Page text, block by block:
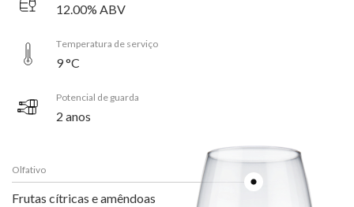
12.00% ABV
Temperatura de serviço
9 °C
Potencial de guarda
2 anos
Olfativo
Frutas cítricas e amêndoas